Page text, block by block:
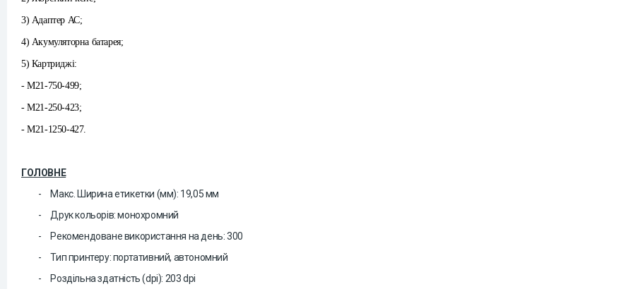
3) Адаптер АС;
4) Акумуляторна батарея;
5) Картриджі:
- M21-750-499;
- M21-250-423;
- M21-1250-427.
ГОЛОВНЕ
-
Макс. Ширина етикетки (мм): 19,05 мм
-
Друккольорів:монохромний
-
Рекомендоване використання на день:300
-
Тип принтеру:портативний, автономний
-
Роздільна здатність (dpi): 203 dpi